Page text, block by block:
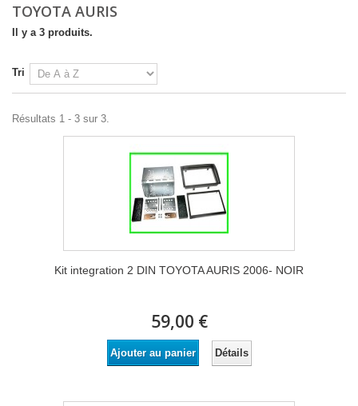
TOYOTA AURIS
Il y a 3 produits.
Tri
Résultats 1 - 3 sur 3.
Kit integration 2 DIN TOYOTA AURIS 2006- NOIR
59,00 €
Ajouter au panier Détails